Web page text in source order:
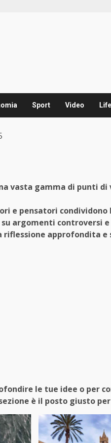
Sport Video
vasta gamma di punti
e pensatori
argomenti controversi
riflessione approfondita
le tue idee o per
è il posto giusto